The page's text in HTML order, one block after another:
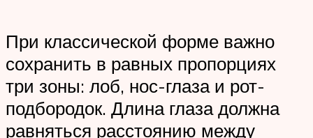
При классической форме важно
сохранить в равных пропорциях
три зоны: лоб, нос-глаза и рот-
подбородок. Длина глаза должна
равняться расстоянию между